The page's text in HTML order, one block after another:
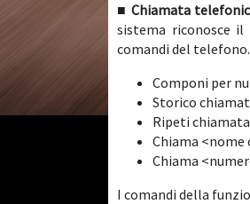
■ Chiamata
sistema riconosce il
comandi del telefono.
Componi per
Storico
Ripeti chiamata
Chiama
Chiama
I comandi della